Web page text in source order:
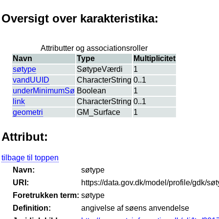
Oversigt over karakteristika:
Attributter og associationsroller
Navn
Type
Multiplicitet
søtype
SøtypeVærdi
1
vandUUID
CharacterString 0..1
underMinimumSø Boolean
1
link
CharacterString 0..1
geometri
GM_Surface 1
Attribut:
tilbage til toppen
Navn:
søtype
URI:
https://data.gov.dk/model/profile/gdk/
Foretrukken term: søtype
Definition:
angivelse af søens anvendelse